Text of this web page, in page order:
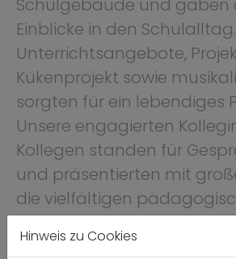
Schulgebäude und gaben
Einblicke in den Schulalltag.
Unterrichtsangebote,
Kükenprojekt sowie
sorgten für ein lebendiges
Unsere engagierten
Kollegen standen für
und präsentierten mit
die vielfältigen
Angebote. Der Tag
eindrucksvoll, was das
Hinweis zu Cookies